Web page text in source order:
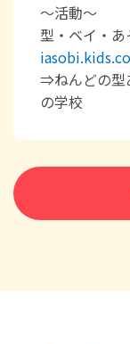
～活動～
型・ベイ・
⇒ねんどの型
の学校